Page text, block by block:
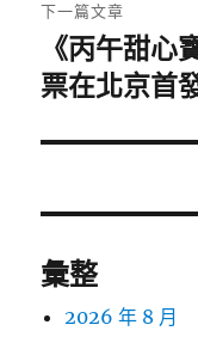
下一篇文章
下
一
文
《丙午甜心
票在北京首
彙整
2026 年 8 月